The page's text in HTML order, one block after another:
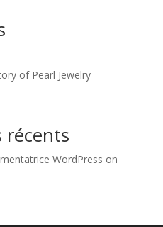
of Pearl Jewelry
récents
WordPress on